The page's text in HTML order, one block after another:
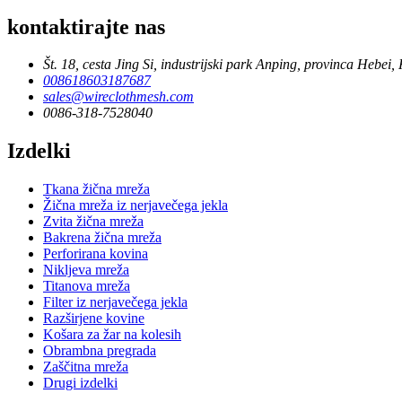
kontaktirajte nas
Št. 18, cesta Jing Si, industrijski park Anping, provinca Hebei,
008618603187687
sales@wireclothmesh.com
0086-318-7528040
Izdelki
Tkana žična mreža
Žična mreža iz nerjavečega jekla
Zvita žična mreža
Bakrena žična mreža
Perforirana kovina
Nikljeva mreža
Titanova mreža
Filter iz nerjavečega jekla
Razširjene kovine
Košara za žar na kolesih
Obrambna pregrada
Zaščitna mreža
Drugi izdelki